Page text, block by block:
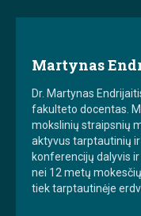
Martynas
Dr. Martynas
fakulteto docentas.
mokslinių straipsnių
aktyvus tarptautinių
konferencijų dalyvis
nei 12 metų
tiek tarptautinėje